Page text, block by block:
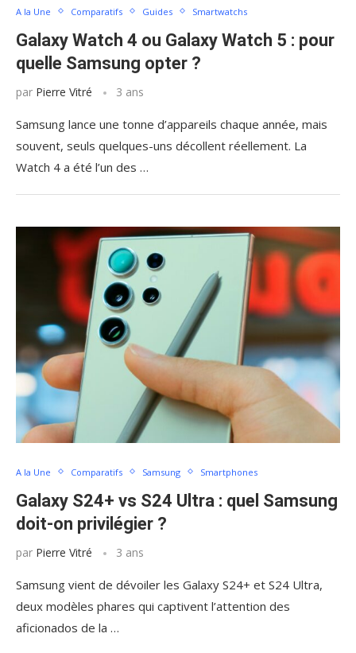
A la Une Comparatifs Guides Smartwatchs
Galaxy Watch 4 ou Galaxy Watch 5 : pour
quelle Samsung opter ?
par Pierre Vitré 3 ans
Samsung lance une tonne d’appareils chaque année, mais
souvent, seuls quelques-uns décollent réellement. La
Watch 4 a été l’un des …
A la Une Comparatifs Samsung Smartphones
Galaxy S24+ vs S24 Ultra : quel Samsung
doit-on privilégier ?
par Pierre Vitré 3 ans
Samsung vient de dévoiler les Galaxy S24+ et S24 Ultra,
deux modèles phares qui captivent l’attention des
aficionados de la …